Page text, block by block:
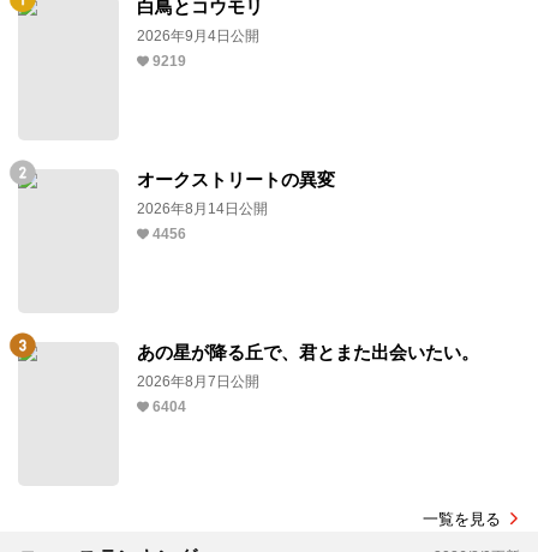
白鳥とコウモリ
2026年9月4日公開
9219
オークストリートの異変
2026年8月14日公開
4456
あの星が降る丘で、君とまた出会いたい。
2026年8月7日公開
6404
一覧を見る